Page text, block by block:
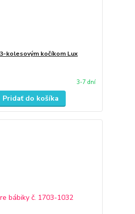
kolesovým kočíkom Lux
3-7 dní
Pridať do košíka